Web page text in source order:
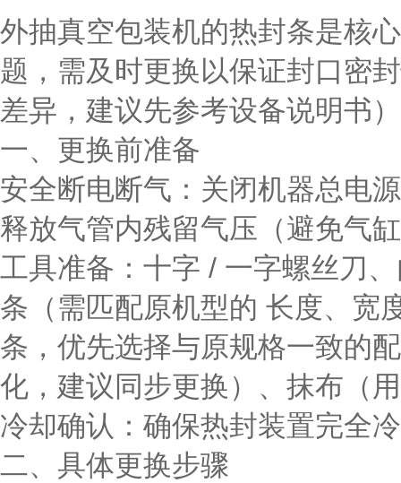
外抽真空包装机的热封条是核
题，需及时更换以保证封口密
差异，建议先参考设备说明书
一、更换前准备
安全断电断气 ：关闭机器总电
释放气管内残留气压（避免气
工具准备 ：十字 / 一字螺丝刀
条（需匹配原机型的 长度、宽
条，优先选择与原规格一致的
化，建议同步更换）、抹布（
冷却确认 ：确保热封装置完全
二、具体更换步骤